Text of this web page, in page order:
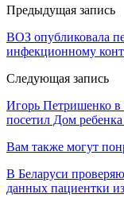
Предыдущая запись
ВОЗ опубликовала
инфекционному
Следующая запись
Игорь Петришенко
посетил Дом
Вам также могут
В Беларуси
данных пациентки